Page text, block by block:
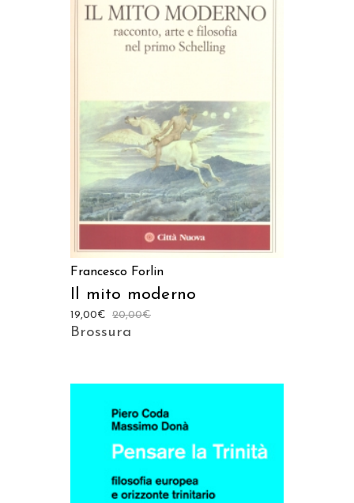
Francesco Forlin
Il mito moderno
20,00€
19,00€
Brossura